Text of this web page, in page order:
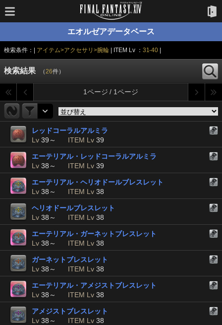
エオルゼアデータベース
検索条件：| アイテム>アクセサリ>腕輪 | ITEM Lv ： 31-40
検索結果 （26件）
1ページ / 1ページ
レッドコーラルアルミラ
Lv 39～ ITEM Lv 39
エーテリアル・レッドコーラルアルミラ
Lv 38～ ITEM Lv 39
エーテリアル・ヘリオドールブレスレット
Lv 38～ ITEM Lv 38
ヘリオドールブレスレット
Lv 38～ ITEM Lv 38
エーテリアル・ガーネットブレスレット
Lv 38～ ITEM Lv 38
ガーネットブレスレット
Lv 38～ ITEM Lv 38
エーテリアル・アメジストブレスレット
Lv 38～ ITEM Lv 38
アメジストブレスレット
Lv 38～ ITEM Lv 38